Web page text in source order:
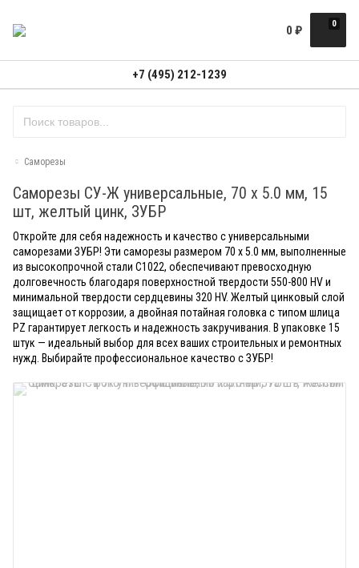
0
0 ₽
+7 (495) 212-1239
Саморезы
Саморезы СУ-Ж универсальные, 70 x 5.0 мм, 15
шт, желтый цинк, ЗУБР
Откройте для себя надежность и качество с универсальными
саморезами ЗУБР! Эти саморезы размером 70 x 5.0 мм, выполненные
из высокопрочной стали С1022, обеспечивают превосходную
долговечность благодаря поверхностной твердости 550-800 HV и
минимальной твердости сердцевины 320 HV. Желтый цинковый слой
защищает от коррозии, а двойная потайная головка с типом шлица
PZ гарантирует легкость и надежность закручивания. В упаковке 15
штук — идеальный выбор для всех ваших строительных и ремонтных
нужд. Выбирайте профессиональное качество с ЗУБР!